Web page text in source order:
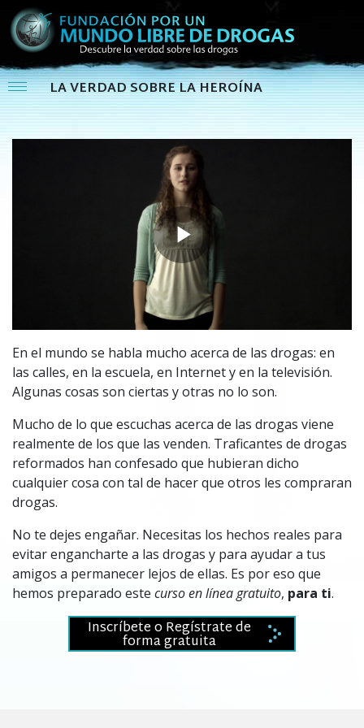
LA VERDAD SOBRE LA HEROÍNA
Play
Video
En el mundo se habla mucho acerca de las drogas: en
las calles, en la escuela, en Internet y en la televisión.
Algunas cosas son ciertas y otras no lo son.
Mucho de lo que escuchas acerca de las drogas viene
realmente de los que las venden. Traficantes de drogas
reformados han confesado que hubieran dicho
cualquier cosa con tal de hacer que otros les compraran
drogas.
No te dejes engañar. Necesitas los hechos reales para
evitar engancharte a las drogas y para ayudar a tus
amigos a permanecer lejos de ellas. Es por eso que
hemos preparado este curso en línea gratuito, para ti.
Inscríbete o Regístrate de
forma gratuita